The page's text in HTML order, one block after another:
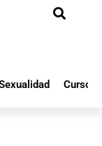
Cursos